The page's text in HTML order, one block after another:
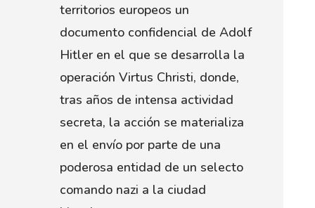
territorios europeos un
documento confidencial de Adolf
Hitler en el que se desarrolla la
operación Virtus Christi, donde,
tras años de intensa actividad
secreta, la acción se materializa
en el envío por parte de una
poderosa entidad de un selecto
comando nazi a la ciudad